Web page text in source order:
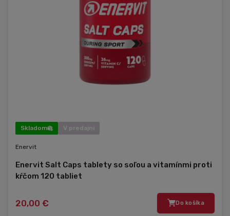
Skladom V predajni
Enervit
Enervit Salt Caps tablety so soľou a vitamínmi proti
kŕčom 120 tabliet
20,00 € Do košíka